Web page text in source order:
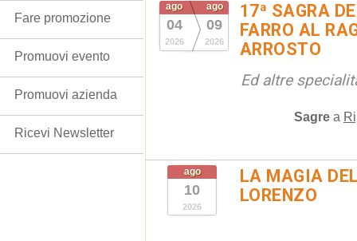
ago
04
2026
ago
09
2026
17ª SAGRA
FARRO AL
ARROSTO
Ed altre
Sagre a
ago
10
2026
LA MAGIA
LORENZO
Fare promozione
Promuovi evento
Promuovi azienda
Ricevi Newsletter